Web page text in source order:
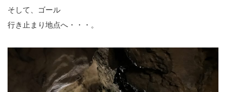
そして、ゴール
行き止まり地点へ・・・。